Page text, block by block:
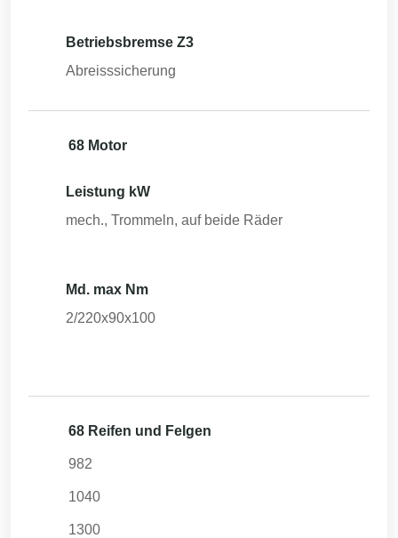
Betriebsbremse Z3
Abreisssicherung
68 Motor
Leistung kW
mech., Trommeln, auf beide Räder
Md. max Nm
2/220x90x100
68 Reifen und Felgen
982
1040
1300